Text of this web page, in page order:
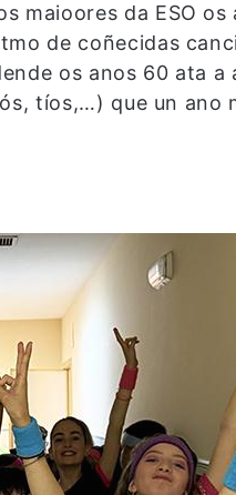
maioores da ESO
de coñecidas
os anos 60 ata a
tíos,…) que un ano